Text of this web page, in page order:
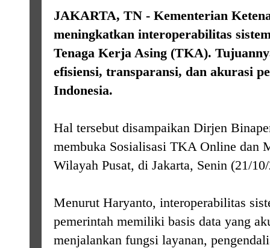
JAKARTA, TN - Kementerian
meningkatkan interoperabilitas
Tenaga Kerja Asing (TKA).
efisiensi, transparansi, dan akurasi
Indonesia.
Hal tersebut disampaikan Dirjen
membuka Sosialisasi TKA Online dan
Wilayah Pusat, di Jakarta, Senin (21/
Menurut Haryanto, interoperabilitas
pemerintah memiliki basis data yang
menjalankan fungsi layanan,